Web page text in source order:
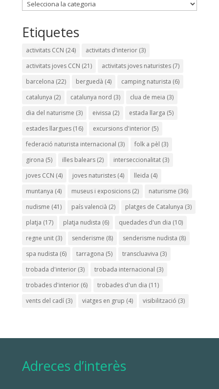
Categories
Etiquetes
activitats CCN (24) activitats d'interior(3)
activitats joves CCN (21) activitats joves naturistes(7)
barcelona (22) berguedà (4) camping naturista (6)
catalunya (2) catalunya nord (3) clua de meia (3)
dia del naturisme (3) eivissa (2) estada llarga (5)
estades llargues(16) excursions d'interior(5)
federació naturista internacional (3) folk a pèl (3)
girona (5) illes balears(2) interseccionalitat(3)
joves CCN (4) joves naturistes(4) lleida (4)
muntanya (4) museus i exposicions(2) naturisme (36)
nudisme (41) país valencià (2) platges de Catalunya (3)
platja (17) platja nudista (6) quedades d'un dia (10)
regne unit(3) senderisme (8) senderisme nudista (8)
spa nudista (6) tarragona (5) transcluaviva (3)
trobada d'interior(3) trobada internacional (3)
trobades d'interior(6) trobades d'un dia (11)
vents del cadí(3) viatges en grup (4) visibilització (3)
Adreces d’interès